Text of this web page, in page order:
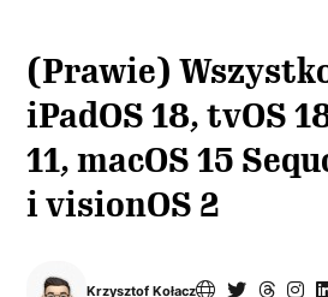
(Prawie)
iPadOS 18, tvOS
11, macOS 15
i visionOS 2
Krzysztof Kołacz